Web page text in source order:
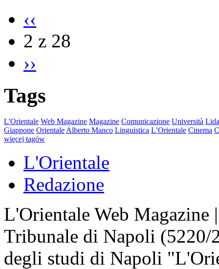
‹‹
2 z 28
››
Tags
L'Orientale Web Magazine Magazine Comunicazione Università
Giappone Orientale Alberto Manco Linguistica L’Orientale Cinema
więcej tagów
L'Orientale
Redazione
L'Orientale Web Magazine
Tribunale di Napoli
degli studi di Napoli